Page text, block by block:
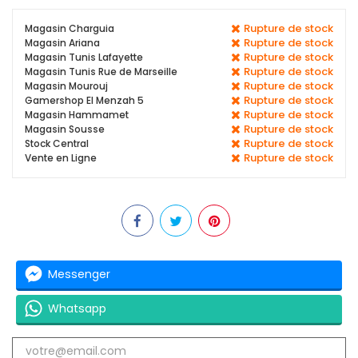
Magasin Charguia Rupture de stock
Magasin Ariana Rupture de stock
Magasin Tunis Lafayette Rupture de stock
Magasin Tunis Rue de Marseille Rupture de stock
Magasin Mourouj Rupture de stock
Gamershop El Menzah 5 Rupture de stock
Magasin Hammamet Rupture de stock
Magasin Sousse Rupture de stock
Stock Central Rupture de stock
Vente en Ligne Rupture de stock
Messenger
Whatsapp